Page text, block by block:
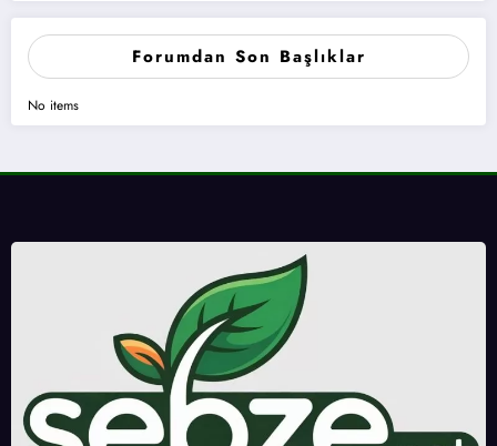
Forumdan Son Başlıklar
No items